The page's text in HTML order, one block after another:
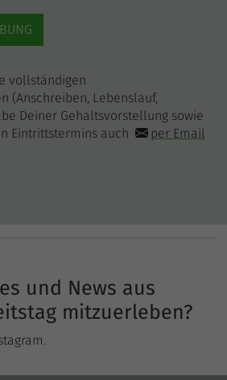
vollständigen
(Anschreiben, Lebenslauf,
Deiner Gehaltsvorstellung sowie
Eintrittstermins auch
per Email
und News aus
mitzuerleben?